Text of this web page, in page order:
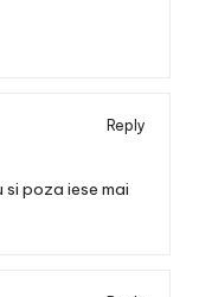
Reply
poza iese mai